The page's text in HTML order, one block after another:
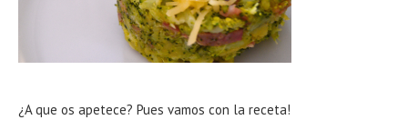
¿A que os apetece? Pues vamos con la receta!